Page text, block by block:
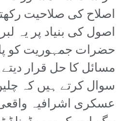
اصلاح کی صلاحیت
اصول کی بنیاد پر یہ
حضرات جمہوریت کو
مسائل کا حل قرار
سوال کرتے ہیں کہ
عسکری اشرافیہ